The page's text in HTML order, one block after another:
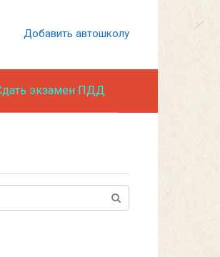
Добавить автошколу
экзамен ПДД